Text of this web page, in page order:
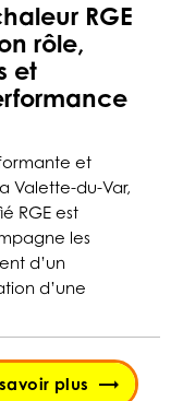
RGE
rôle,
et
et
Valette-du-Var,
RGE est
les
d’un
d’une
plus